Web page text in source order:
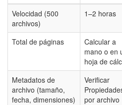
Velocidad (500
archivos)
1–2 horas
Total de páginas
Calcular a
mano o en
hoja de
Metadatos de
archivo (tamaño,
fecha, dimensiones)
Verificar
por archivo